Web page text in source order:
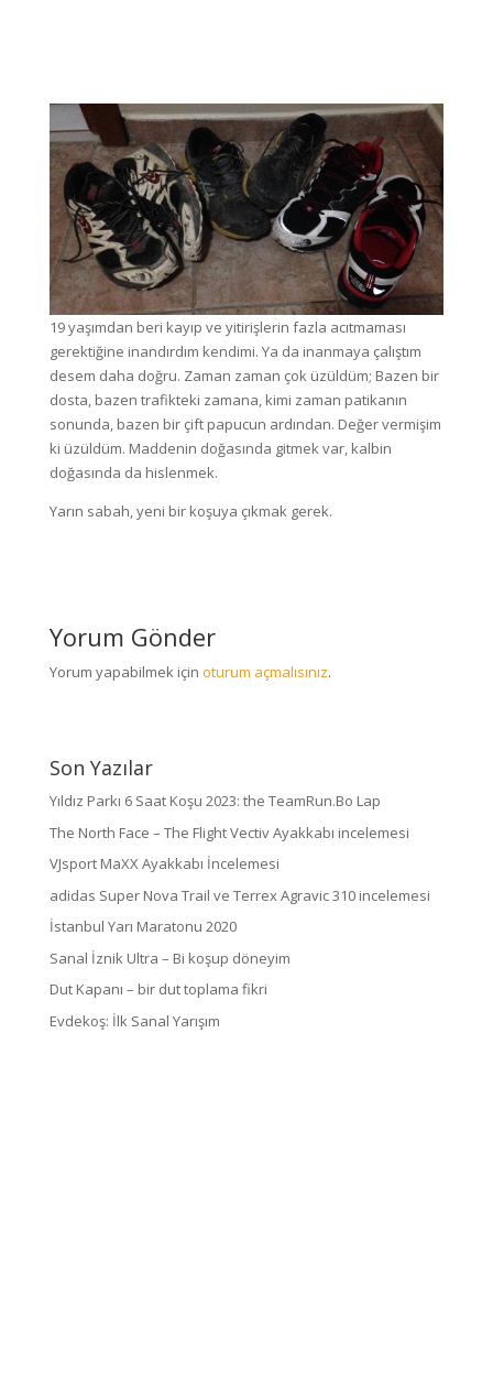
19 yaşımdan beri kayıp ve yitirişlerin fazla acıtmaması
gerektiğine inandırdım kendimi. Ya da inanmaya çalıştım
desem daha doğru. Zaman zaman çok üzüldüm; Bazen bir
dosta, bazen trafikteki zamana, kimi zaman patikanın
sonunda, bazen bir çift papucun ardından. Değer vermişim
ki üzüldüm. Maddenin doğasında gitmek var, kalbin
doğasında da hislenmek.
Yarın sabah, yeni bir koşuya çıkmak gerek.
Yorum Gönder
Yorum yapabilmek için oturum açmalısınız.
Son Yazılar
Yıldız Parkı 6 Saat Koşu 2023: the TeamRun.Bo Lap
The North Face – The Flight Vectiv Ayakkabı incelemesi
VJsport MaXX Ayakkabı İncelemesi
adidas Super Nova Trail ve Terrex Agravic 310 incelemesi
İstanbul Yarı Maratonu 2020
Sanal İznik Ultra – Bi koşup döneyim
Dut Kapanı – bir dut toplama fikri
Evdekoş: İlk Sanal Yarışım